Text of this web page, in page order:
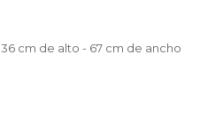
36 cm de alto - 67 cm de ancho